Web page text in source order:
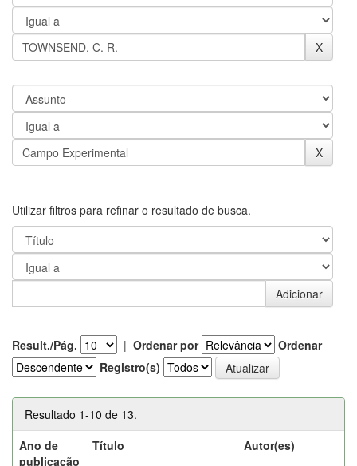
Utilizar filtros para refinar o resultado de busca.
Result./Pág. | Ordenar por
Ordenar
Registro(s)
Resultado 1-10 de 13.
Ano de
publicação
Título Autor(es)